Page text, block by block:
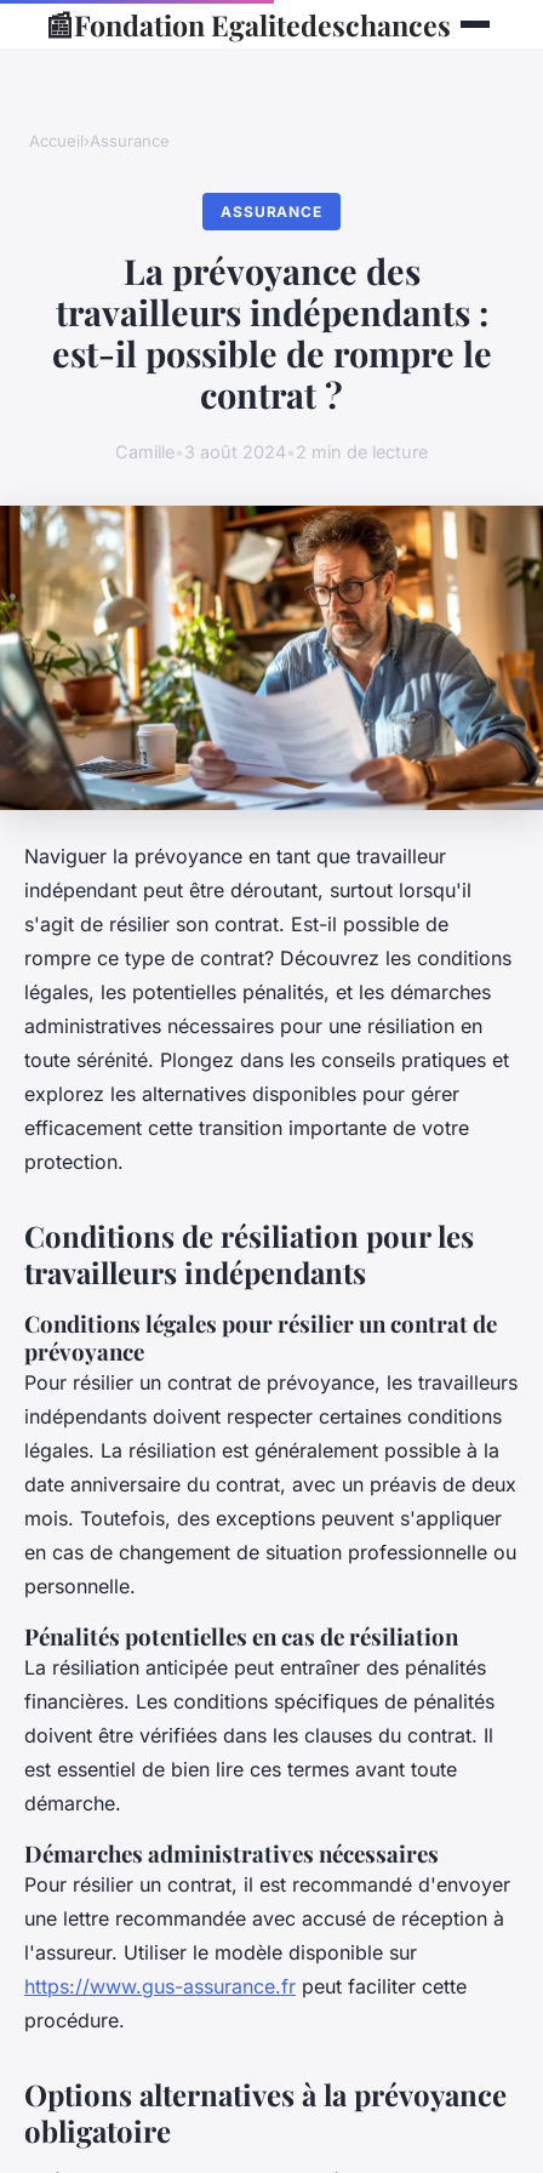
📰Fondation Egalitedeschances
Accueil›Assurance
ASSURANCE
La prévoyance des
travailleurs indépendants :
est-il possible de rompre le
contrat ?
Camille•3 août 2024•2 min de lecture
Naviguer la prévoyance en tant que travailleur
indépendant peut être déroutant, surtout lorsqu'il
s'agit de résilier son contrat. Est-il possible de
rompre ce type de contrat? Découvrez les conditions
légales, les potentielles pénalités, et les démarches
administratives nécessaires pour une résiliation en
toute sérénité. Plongez dans les conseils pratiques et
explorez les alternatives disponibles pour gérer
efficacement cette transition importante de votre
protection.
Conditions de résiliation pour les
travailleurs indépendants
Conditions légales pour résilier un contrat de
prévoyance
Pour résilier un contrat de prévoyance, les travailleurs
indépendants doivent respecter certaines conditions
légales. La résiliation est généralement possible à la
date anniversaire du contrat, avec un préavis de deux
mois. Toutefois, des exceptions peuvent s'appliquer
en cas de changement de situation professionnelle ou
personnelle.
Pénalités potentielles en cas de résiliation
La résiliation anticipée peut entraîner des pénalités
financières. Les conditions spécifiques de pénalités
doivent être vérifiées dans les clauses du contrat. Il
est essentiel de bien lire ces termes avant toute
démarche.
Démarches administratives nécessaires
Pour résilier un contrat, il est recommandé d'envoyer
une lettre recommandée avec accusé de réception à
l'assureur. Utiliser le modèle disponible sur
https://www.gus-assurance.fr peut faciliter cette
procédure.
Options alternatives à la prévoyance
obligatoire